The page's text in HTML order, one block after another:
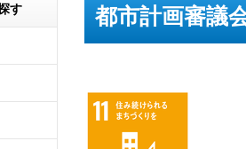
都市計画審議
す